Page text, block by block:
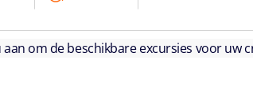
om de beschikbare excursies voor uw